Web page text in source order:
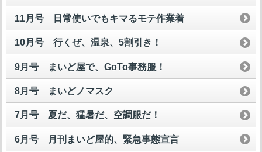
11月号 日常使いでもキマるモテ作業着
10月号 行くぜ、温泉、5割引き！
9月号 まいど屋で、GoTo事務服！
8月号 まいどノマスク
7月号 夏だ、猛暑だ、空調服だ！
6月号 月刊まいど屋的、緊急事態宣言